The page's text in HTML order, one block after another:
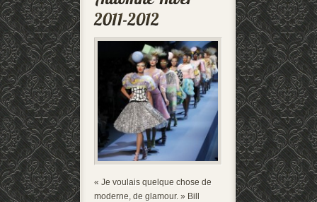
« Je voulais quelque chose de
moderne, de glamour. » Bill